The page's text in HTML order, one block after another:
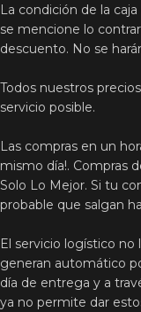
La condición de la
se mencione lo
descuento. No se
Todos nuestros
servicio posible.
Las compras en un
mismo día!. Compras
Solo Lo Mejor. Si tu
probable que salgan
El servicio logístico
generan automático
día de entrega y a
ya no permite dar